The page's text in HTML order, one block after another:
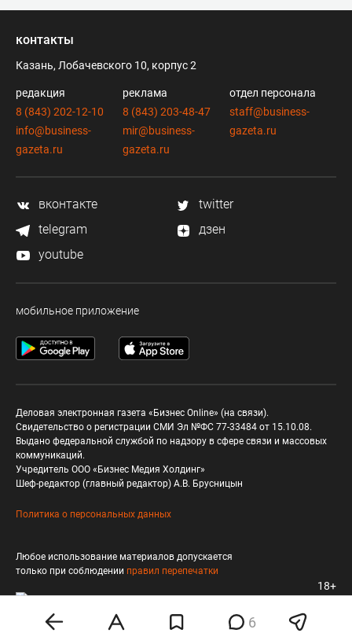
6
контакты
Казань, Лобачевского 10, корпус 2
редакция
8 (843) 202-12-10
info@business-
gazeta.ru
реклама
8 (843) 203-48-47
mir@business-
gazeta.ru
отдел персонала
staff@business-
gazeta.ru
вконтакте
twitter
telegram
дзен
youtube
мобильное приложение
Деловая электронная газета «Бизнес Online» (на связи).
Свидетельство о регистрации СМИ Эл №ФС 77-33484 от 15.10.08.
Выдано федеральной службой по надзору в сфере связи и массовых
коммуникаций.
Учредитель ООО «Бизнес Медия Холдинг»
Шеф-редактор (главный редактор) А.В. Брусницын
Политика о персональных данных
Любое использование материалов допускается
только при соблюдении правил перепечатки
18+